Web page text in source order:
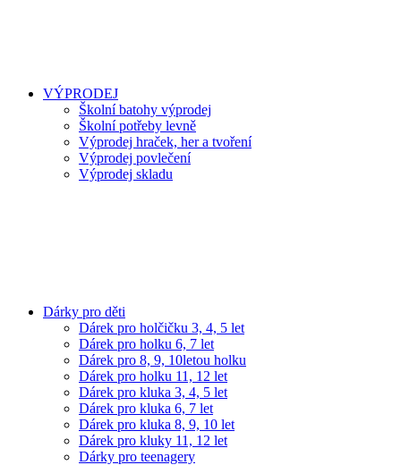
VÝPRODEJ
Školní batohy výprodej
Školní potřeby levně
Výprodej hraček, her a tvoření
Výprodej povlečení
Výprodej skladu
Dárky pro děti
Dárek pro holčičku 3, 4, 5 let
Dárek pro holku 6, 7 let
Dárek pro 8, 9, 10letou holku
Dárek pro holku 11, 12 let
Dárek pro kluka 3, 4, 5 let
Dárek pro kluka 6, 7 let
Dárek pro kluka 8, 9, 10 let
Dárek pro kluky 11, 12 let
Dárky pro teenagery